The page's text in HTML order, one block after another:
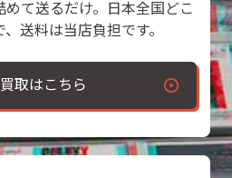
て送るだけ。日本全国どこ
送料は当店負担です。
取はこちら